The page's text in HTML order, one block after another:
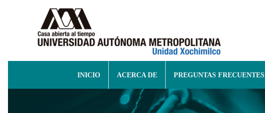
INICIO ACERCA DE PREGUNTAS FRECUENTES